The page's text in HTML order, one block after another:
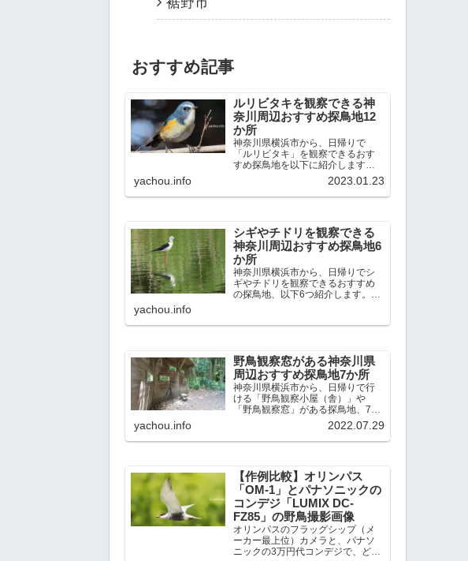
おすすめ記事
ルリビタキを観察できる神
奈川周辺おすすめ探鳥地12
か所
神奈川県横浜市から、日帰りで
「ルリビタキ」を観察できるおす
すめ探鳥地を以下に紹介します。
これまで80か所近くの探鳥地を訪
れ、手応えを感じた場所です。以
下、★ が多いほど観察しやすく、
yachou.info 2023.01.23
シギやチドリを観察できる
神奈川周辺おすすめ探鳥地6
か所
神奈川県横浜市から、日帰りでシ
ギやチドリを観察できるおすすめ
の探鳥地、以下6つ紹介します。こ
感じた探鳥地です。ふなばし三番
yachou.info
野鳥観察窓がある神奈川県
周辺おすすめ探鳥地7か所
神奈川県横浜市から、日帰りで行
ける「野鳥観察小屋（舎）」や
「野鳥観察窓」がある探鳥地、7か
所を紹介します。どこもオススメ
の探鳥地です。実際に訪れてみる
と、野山にいる野鳥、海や湖にい
yachou.info 2022.07.29
【作例比較】オリンパス
「OM-1」とパナソニックの
コンデジ「LUMIX DC-
FZ85」の野鳥撮影画像
オリンパスのフラッグシップ（メ
ーカー最上位）カメラと、パナソ
ニックの3万円代コンデジで、どの